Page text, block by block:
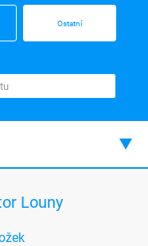
Ostatní
Louny